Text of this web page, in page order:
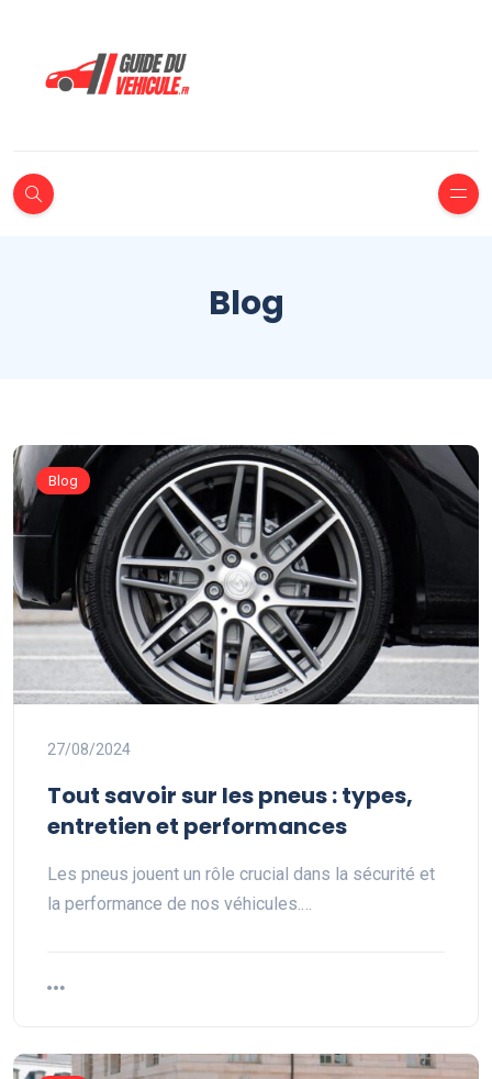
Blog
Blog
27/08/2024
Tout savoir sur les pneus : types,
entretien et performances
Les pneus jouent un rôle crucial dans la sécurité et
la performance de nos véhicules.…